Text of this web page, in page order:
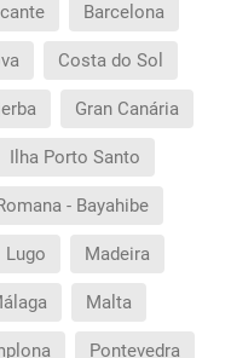
Barcelona
Costa do Sol
Gran Canária
Ilha Porto Santo
- Bayahibe
Lugo Madeira
Malta
Pontevedra